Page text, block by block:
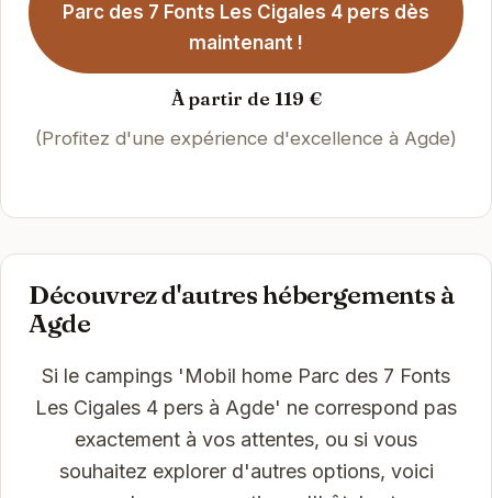
Parc des 7 Fonts Les Cigales 4 pers dès
maintenant !
À partir de 119 €
(Profitez d'une expérience d'excellence à Agde)
Découvrez d'autres hébergements à
Agde
Si le campings 'Mobil home Parc des 7 Fonts
Les Cigales 4 pers à Agde' ne correspond pas
exactement à vos attentes, ou si vous
souhaitez explorer d'autres options, voici